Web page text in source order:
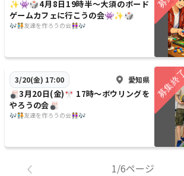
✨️👾🎲4月8日19時半〜大須のボード
ゲームカフェに行こうの会👾✨️🎲
🎶🧑‍🤝‍🧑友達を作ろうの会👭🎶
3/20(金) 17:00 愛知県
🎳3月20日(金)🎌 17時〜ボウリングを
やろうの会🎳
🎶🧑‍🤝‍🧑友達を作ろうの会👭🎶
1/6ページ